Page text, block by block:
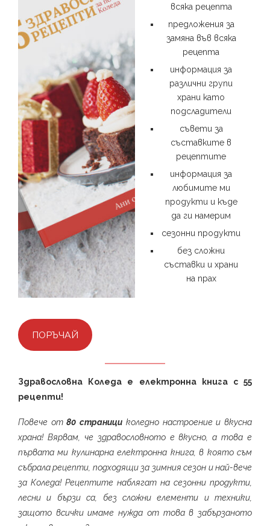
всяка рецепта
предложения за
замяна във всяка
рецепта
информация за
различни групи
храни като
подсладители
съвети за
съставките в
рецептите
информация за
любимите ми
продукти и къде
да ги намерим
сезонни продукти
без сложни
съставки и храни
на прах
ПОРЪЧАЙ
Здравословна Коледа е електронна книга с 55
рецепти!
Повече от80 страници коледно настроение и вкусна
храна! Вярвам, че здравословното е вкусно, а това е
първата ми кулинарна електронна книга, в която съм
събрала рецепти, подходящи за зимния сезон и най-вече
за Коледа! Рецептите наблягат на сезонни продукти,
лесни и бързи са, без сложни елементи и техники,
защото всички имаме нужда от това в забързаното